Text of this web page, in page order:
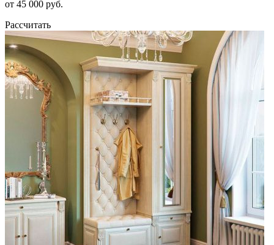
от 45 000 руб.
Рассчитать